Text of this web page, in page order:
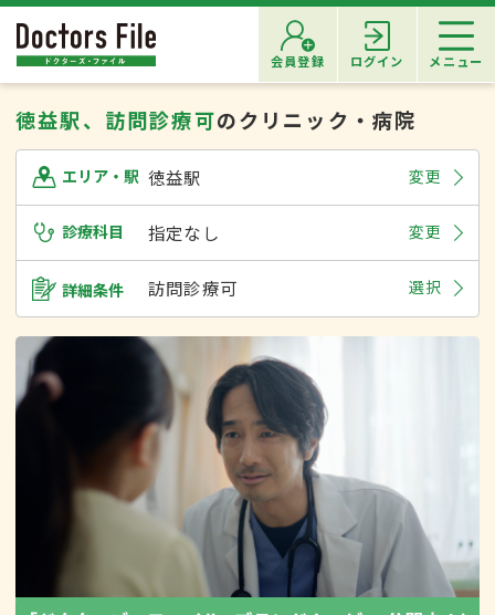
会員登録 ログイン メニュー
徳益駅、訪問診療可のクリニック・病院
エリア・駅 徳益駅 変更
診療科目 指定なし 変更
詳細条件 訪問診療可 選択